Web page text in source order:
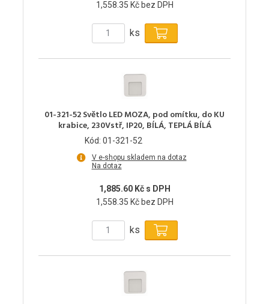
1,558.35 Kč bez DPH
ks
01-321-52 Světlo LED MOZA, pod omítku, do KU
krabice, 230Vstř, IP20, BÍLÁ, TEPLÁ BÍLÁ
Kód: 01-321-52
V e-shopu skladem na dotaz
Na dotaz
1,885.60 Kč s DPH
1,558.35 Kč bez DPH
ks